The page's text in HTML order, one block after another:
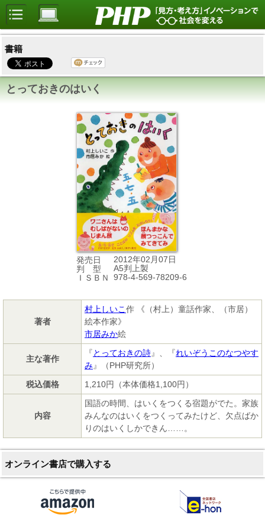
書籍
とっておきのはいく
発売日
2012年02月07日
判 型
A5判上製
ＩＳＢＮ
978-4-569-78209-6
著者
村上しいこ作 《（村上）童話作家、（市居）
絵本作家》
市居みか絵
主な著作
『とっておきの詩』、『れいぞうこのなつやす
み』（PHP研究所）
税込価格
1,210円（本体価格1,100円）
内容
国語の時間、はいくをつくる宿題がでた。家族
みんなのはいくをつくってみたけど、欠点ばか
りのはいくしかできん……。
オンライン書店で購入する